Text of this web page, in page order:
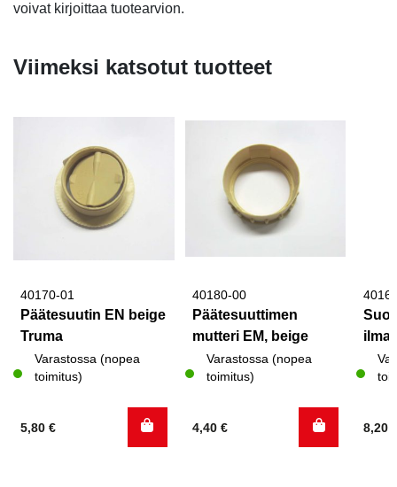
voivat kirjoittaa tuotearvion.
Viimeksi katsotut tuotteet
40170-01
Päätesuutin EN beige
Truma
Varastossa (nopea
toimitus)
5,80 €
40180-00
Päätesuuttimen
mutteri EM, beige
Varastossa (nopea
toimitus)
4,40 € 8,20